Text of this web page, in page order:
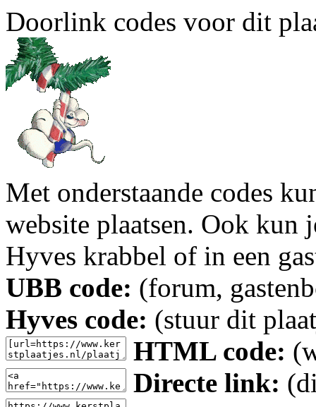
Doorlink codes voor dit
Met onderstaande codes
website plaatsen. Ook kun
Hyves krabbel of in een
UBB code: (forum,
Hyves code: (stuur dit
HTML code:
Directe link: